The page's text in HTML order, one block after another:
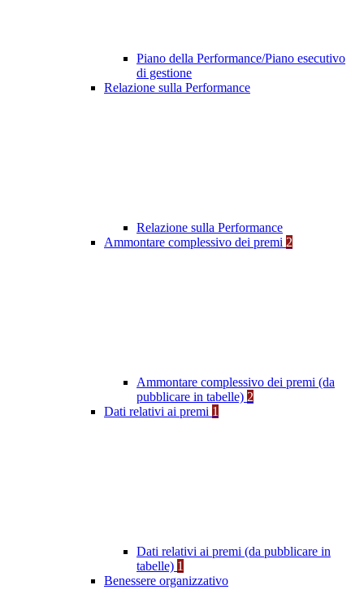
Piano della Performance/Piano esecutivo
di gestione
Relazione sulla Performance
Relazione sulla Performance
Ammontare complessivo dei premi 2
Ammontare complessivo dei premi (da
pubblicare in tabelle) 2
Dati relativi ai premi 1
Dati relativi ai premi (da pubblicare in
tabelle) 1
Benessere organizzativo